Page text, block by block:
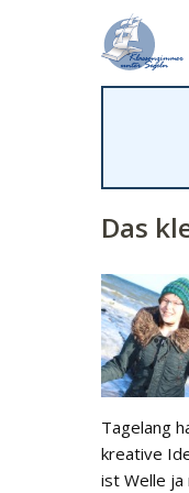
Das
Tagelang
kreative
ist Welle ja